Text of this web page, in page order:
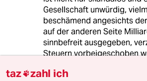
Gesellschaft unwürdig,
beschämend angesichts
auf der anderen Seite
sinnbefreit ausgegeben,
Steuern vorbeigeschoben
„Ermessungsspielräume“
zur Genüge bei vielen
taz zahl ich